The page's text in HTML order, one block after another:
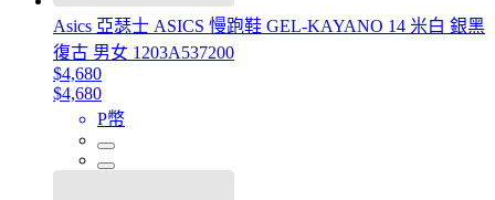
Asics 亞瑟士 ASICS 慢跑鞋 GEL-KAYANO 14 米白 銀黑
復古 男女 1203A537200
$4,680
$4,680
P幣